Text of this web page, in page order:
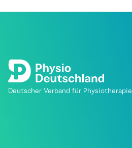
Deutscher Verband für Physiotherapie